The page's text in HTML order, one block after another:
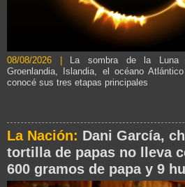
08/08/2026 | La sombra de la Luna
Groenlandia, Islandia, el océano
conocé sus tres etapas principales
La Nación: Dani García,
tortilla de papas no lleva
600 gramos de papa y 9